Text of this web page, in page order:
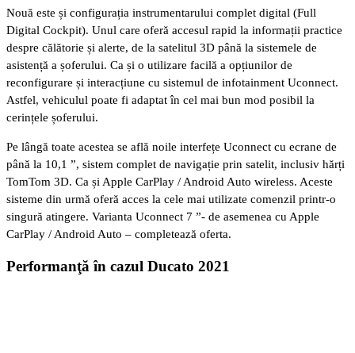
Nouă este și configurația instrumentarului complet digital (Full
Digital Cockpit). Unul care oferă accesul rapid la informații practice
despre călătorie și alerte, de la satelitul 3D până la sistemele de
asistență a șoferului. Ca și o utilizare facilă a opțiunilor de
reconfigurare și interacțiune cu sistemul de infotainment Uconnect.
Astfel, vehiculul poate fi adaptat în cel mai bun mod posibil la
cerințele șoferului.
Pe lângă toate acestea se află noile interfețe Uconnect cu ecrane de
până la 10,1 ”, sistem complet de navigație prin satelit, inclusiv hărți
TomTom 3D. Ca și Apple CarPlay / Android Auto wireless. Aceste
sisteme din urmă oferă acces la cele mai utilizate comenzil printr-o
singură atingere. Varianta Uconnect 7 ”- de asemenea cu Apple
CarPlay / Android Auto – completează oferta.
Performanţă în cazul Ducato 2021